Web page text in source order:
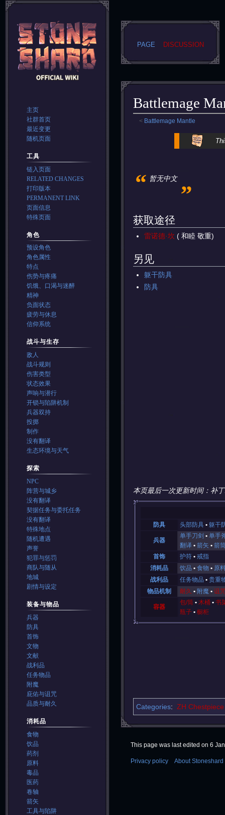
Battlemage
< Battlemage Mantle
“ 暂无中文 „
获取途径
雷诺德·坎 ( 和睦 敬重)
另见
躯干防具
防具
本页最后一次更新时间：补
防具 头部防具 躯干
兵器
单手刀剑
单手
翻译
箭矢
箭
首饰
护符
戒指
消耗品
饮品 食物
原
战利品
任务物品
贵重
物品机制
耐久 附魔 诅
容器
包/筒 木桶
书
瓶子
橱柜
Categories: ZH Chestpiece
PAGE DISCUSSION
主页
社群首页
最近变更
随机页面
工具
链入页面
RELATED CHANGES
打印版本
PERMANENT LINK
页面信息
特殊页面
角色
预设角色
角色属性
特点
伤势与疼痛
饥饿、口渴与迷醉
精神
负面状态
疲劳与休息
信仰系统
战斗与生存
敌人
战斗规则
伤害类型
状态效果
声响与潜行
开锁与陷阱机制
兵器双持
投掷
制作
没有翻译
生态环境与天气
探索
NPC
阵营与城乡
没有翻译
契据任务与委托任务
没有翻译
特殊地点
随机遭遇
声誉
犯罪与惩罚
商队与随从
地城
剧情与设定
装备与物品
兵器
防具
首饰
文物
文献
战利品
任务物品
附魔
庇佑与诅咒
品质与耐久
消耗品
食物
饮品
药剂
原料
毒品
医药
卷轴
箭矢
工具与陷阱
This page was last edited on 6
Privacy policy About Stoneshard